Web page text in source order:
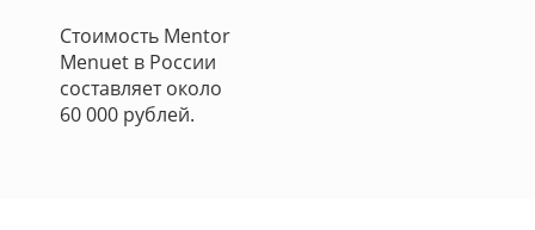
Стоимость Mentor
Menuet в России
составляет около
60 000 рублей.